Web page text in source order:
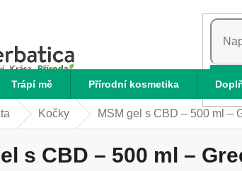
Trápí mě Přírodní kosmetika
Kočky MSM gel s CBD – 500 ml –
s CBD – 500 ml –